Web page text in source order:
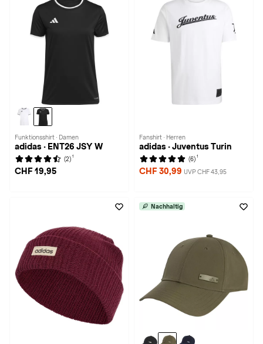
Funktionsshirt · Damen
adidas · ENT26 JSY W
(2) 1
CHF 19,95
Fanshirt · Herren
adidas · Juventus Turin
(6) 1
CHF 30,99 UVP CHF 43,95
Nachhaltig